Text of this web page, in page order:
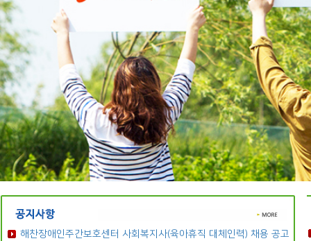
해찬장애인주간보호센터 사회복지사(육아휴직 대체인력) 채용 공고